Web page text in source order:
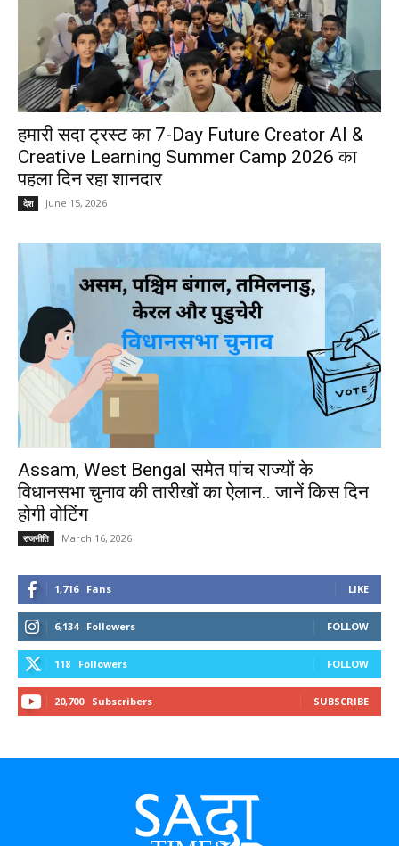
हमारी सदा ट्रस्ट का 7-Day Future Creator AI &
Creative Learning Summer Camp 2026 का
पहला दिन रहा शानदार
देश June 15, 2026
Assam, West Bengal समेत पांच राज्यों के
विधानसभा चुनाव की तारीखों का ऐलान.. जानें किस दिन
होगी वोटिंग
राजनीति March 16, 2026
1,716 Fans LIKE
6,134 Followers FOLLOW
118 Followers FOLLOW
20,700 Subscribers SUBSCRIBE